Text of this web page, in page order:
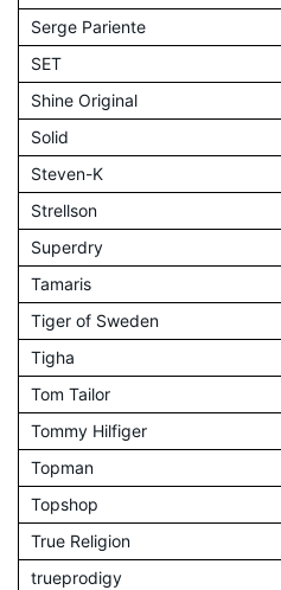
Serge Pariente
SET
Shine Original
Solid
Steven-K
Strellson
Superdry
Tamaris
Tiger of Sweden
Tigha
Tom Tailor
Tommy Hilfiger
Topman
Topshop
True Religion
trueprodigy